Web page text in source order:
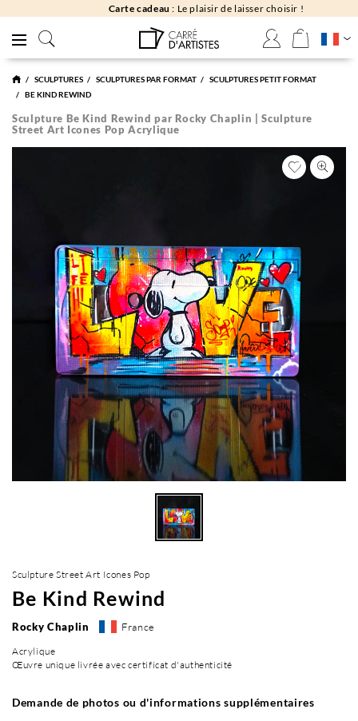
Carte cadeau: Le plaisir de laisser choisir !
SCULPTURES SCULPTURES PAR FORMAT
SCULPTURES PETIT FORMAT
BE KIND REWIND
Sculpture Be Kind Rewind par Rocky Chaplin | Sculpture
Street Art Icones Pop Acrylique
Sculpture Street Art Icones Pop
Be Kind Rewind
Rocky Chaplin France
Acrylique
Œuvre unique livrée avec certificat d'authenticité
Demande de photos ou d'informations supplémentaires